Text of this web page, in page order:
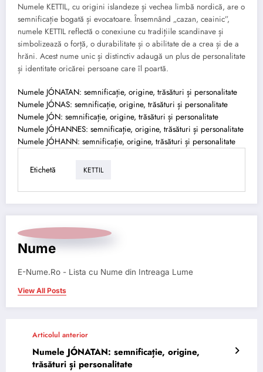
Numele KETTIL, cu origini islandeze și vechea limbă nordică, are o
semnificație bogată și evocatoare. Însemnând „cazan, ceainic”,
numele KETTIL reflectă o conexiune cu tradițiile scandinave și
simbolizează o forță, o durabilitate și o abilitate de a crea și de a
hrăni. Acest nume unic și distinctiv adaugă un plus de personalitate
și identitate oricărei persoane care îl poartă.
Numele JÓNATAN: semnificație, origine, trăsături și personalitate
Numele JÓNAS: semnificație, origine, trăsături și personalitate
Numele JÓN: semnificație, origine, trăsături și personalitate
Numele JÓHANNES: semnificație, origine, trăsături și personalitate
Numele JÓHANN: semnificație, origine, trăsături și personalitate
Etichetă KETTIL
Nume
E-Nume.Ro - Lista cu Nume din Intreaga Lume
View All Posts
Articolul anterior
Numele JÓNATAN: semnificație, origine,
trăsături și personalitate